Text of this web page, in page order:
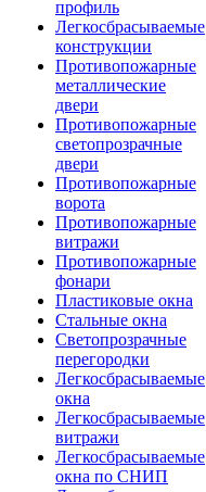
профиль
Легкосбрасываемые
конструкции
Противопожарные
металлические
двери
Противопожарные
светопрозрачные
двери
Противопожарные
ворота
Противопожарные
витражи
Противопожарные
фонари
Пластиковые окна
Стальные окна
Светопрозрачные
перегородки
Легкосбрасываемые
окна
Легкосбрасываемые
витражи
Легкосбрасываемые
окна по СНИП